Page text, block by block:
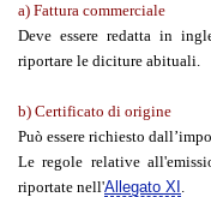
a) Fattura commerciale
Deve essere redatta in
riportare le diciture abituali.
b) Certificato di origine
Può essere richiesto
Le regole relative
riportate nell'Allegato XI .